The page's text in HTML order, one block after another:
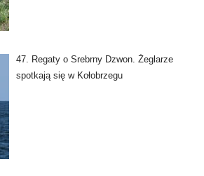
47. Regaty o Srebrny Dzwon. Żeglarze
spotkają się w Kołobrzegu